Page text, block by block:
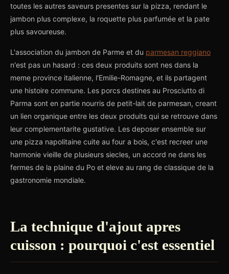
toutes les autres saveurs presentes sur la pizza, rendant le
jambon plus complexe, la roquette plus parfumée et la pate
plus savoureuse.
L'association du jambon de Parme et du parmesan reggiano
n'est pas un hasard : ces deux produits sont nes dans la
meme province italienne, l'Emilie-Romagne, et ils partagent
une histoire commune. Les porcs destines au Prosciutto di
Parma sont en partie nourris de petit-lait de parmesan, creant
un lien organique entre les deux produits qui se retrouve dans
leur complementarite gustative. Les deposer ensemble sur
une pizza napolitaine cuite au four a bois, c'est recreer une
harmonie vieille de plusieurs siecles, un accord ne dans les
fermes de la plaine du Po et eleve au rang de classique de la
gastronomie mondiale.
La technique d'ajout apres
cuisson : pourquoi c'est essentiel